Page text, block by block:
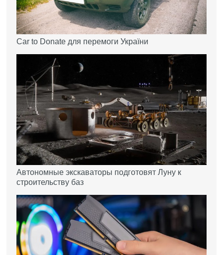
Car to Donate для перемоги України
Автономные экскаваторы подготовят Луну к
строительству баз